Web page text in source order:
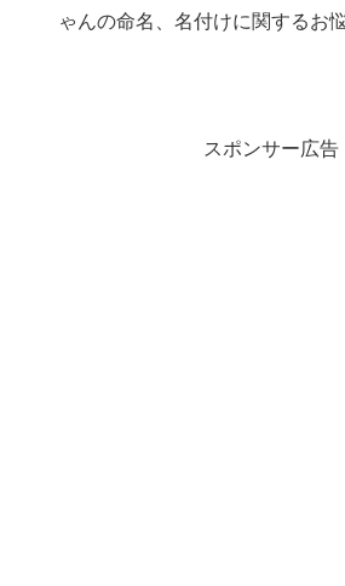
ゃんの命名、名付けに関するお
スポンサー広告